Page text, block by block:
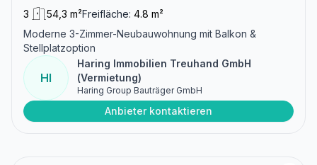
3 54,3 m²Freifläche: 4.8 m²
Moderne 3-Zimmer-Neubauwohnung mit Balkon &
Stellplatzoption
HI
Haring Immobilien Treuhand GmbH
(Vermietung)
Haring Group Bauträger GmbH
Anbieter kontaktieren